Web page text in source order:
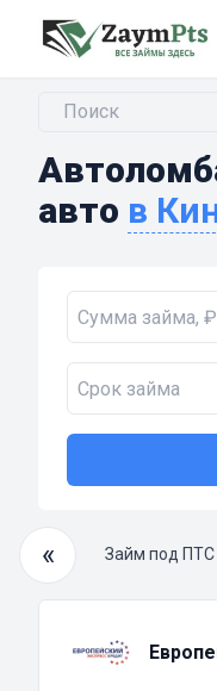
авто
в
«
займ Займ под ПТС